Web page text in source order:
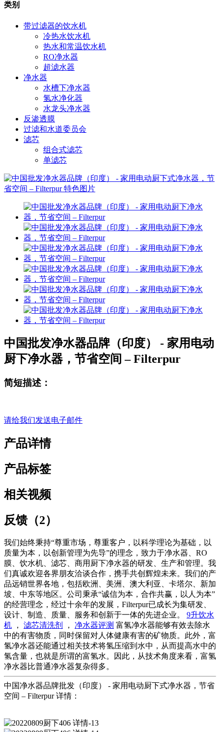
类别
带过滤器的饮水机
冷热水饮水机
热水和常温饮水机
RO净水器
超滤水器
净水器
水槽下净水器
氢水净化器
水龙头净水器
反渗透膜
过滤和水道委员会
滤芯
组合式滤芯
单滤芯
中国批发净水器品牌（印度） - 家用电动
厨下净水器，节省空间 – Filterpur
简短描述：
请给我们发送电子邮件
产品详情
产品标签
相关视频
反馈（2）
我们始终秉持“尊重市场，尊重客户，以科学理论为基础，以
质量为本，以创新管理为先导”的理念，致力于净水器、RO
膜、饮水机、滤芯、商用厨下净水器的研发、生产和管理。我
们真诚欢迎各界朋友洽谈合作，携手共创辉煌未来。我们的产
品远销世界各地，包括欧洲、美洲、澳大利亚、卡塔尔、新加
坡、中东等地区。公司秉承“诚信为本，合作共赢，以人为本”
的经营理念，经过十余年的发展，Filterpur已成长为集研发、
设计、制造、质量、服务和创新于一体的先进企业。 9升饮水
机 ， 滤芯清洗剂 ， 净水器评测 富氢净水器能够有效去除水
中的有害物质，同时保留对人体健康有害的矿物质。此外，富
氢净水器还能通过相关技术将氢压缩到水中，从而提高水中的
氢含量，也就是所谓的富氢水。因此，从技术角度来看，富氢
净水器比普通净水器复杂得多。
中国净水器品牌批发（印度） - 家用电动厨下式净水器，节省
空间 – Filterpur 详情：